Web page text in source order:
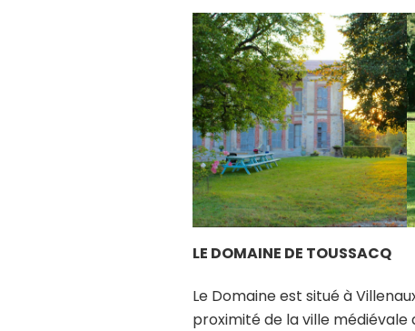
LE DOMAINE DE TOUSSACQ
Le Domaine est situé à
proximité de la ville médiévale